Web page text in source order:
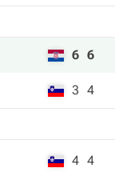
6 6
3 4
4 4